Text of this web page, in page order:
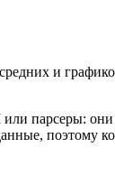
и
парсеры:
поэтому